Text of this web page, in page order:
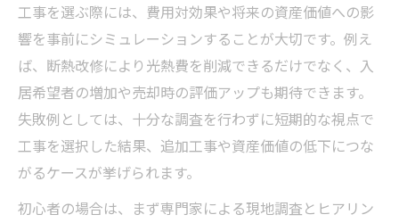
工事を選ぶ際には、費用対効果や将来の資産価値への影
響を事前にシミュレーションすることが大切です。例え
ば、断熱改修により光熱費を削減できるだけでなく、入
居希望者の増加や売却時の評価アップも期待できます。
失敗例としては、十分な調査を行わずに短期的な視点で
工事を選択した結果、追加工事や資産価値の低下につな
がるケースが挙げられます。
初心者の場合は、まず専門家による現地調査とヒアリン